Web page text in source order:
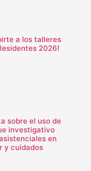
a los talleres
2026!
sobre el uso de
investigativo
en
y cuidados